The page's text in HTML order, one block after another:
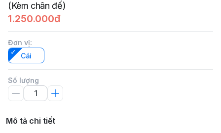
(Kèm chân đế)
1.250.000đ
Đơn vị:
Cái
Số lượng
Mô tả chi tiết